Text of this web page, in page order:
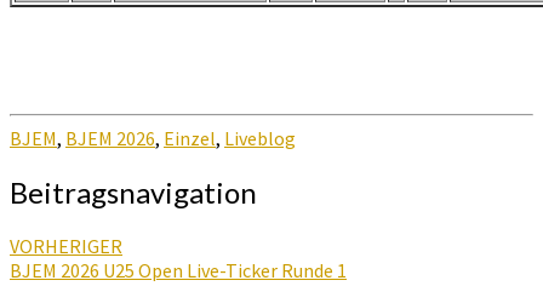
BJEM, BJEM 2026, Einzel, Liveblog
Beitragsnavigation
VORHERIGER
BJEM 2026 U25 Open Live-Ticker Runde 1